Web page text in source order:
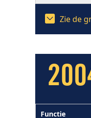
Zie de
Functie